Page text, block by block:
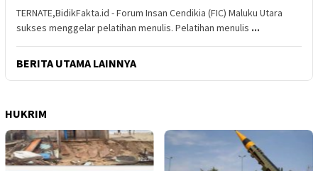
TERNATE,BidikFakta.id - Forum Insan Cendikia (FIC) Maluku Utara
sukses menggelar pelatihan menulis. Pelatihan menulis ...
BERITA UTAMA LAINNYA
HUKRIM